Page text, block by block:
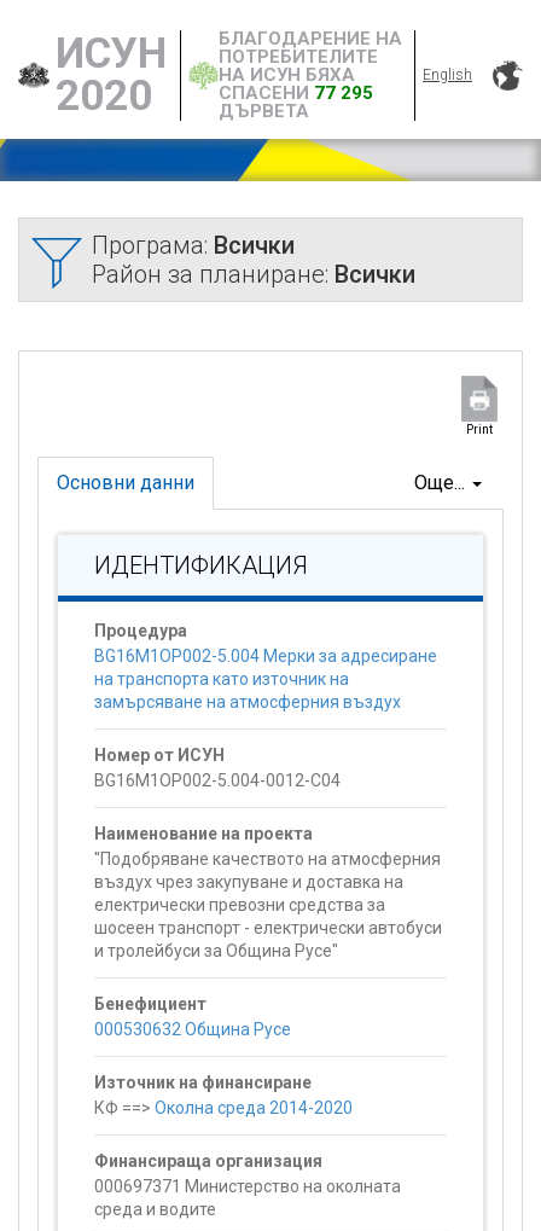
ИСУН
2020
БЛАГОДАРЕНИЕ НА
ПОТРЕБИТЕЛИТЕ
НА ИСУН БЯХА
СПАСЕНИ 77 295
ДЪРВЕТА
English
Програма: Всички
Район за планиране: Всички
Print
Още...
Основни данни
ИДЕНТИФИКАЦИЯ
Процедура
BG16M1OP002-5.004 Мерки за адресиране
на транспорта като източник на
замърсяване на атмосферния въздух
Номер от ИСУН
BG16M1OP002-5.004-0012-C04
Наименование на проекта
"Подобряване качеството на атмосферния
въздух чрез закупуване и доставка на
електрически превозни средства за
шосеен транспорт - електрически автобуси
и тролейбуси за Община Русе"
Бенефициент
000530632 Община Русе
Източник на финансиране
КФ ==> Околна среда 2014-2020
Финансираща организация
000697371 Министерство на околната
среда и водите